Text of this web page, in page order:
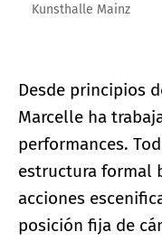
Kunsthalle Mainz
Desde principios
Marcelle ha
performances.
estructura formal
acciones
posición fija de